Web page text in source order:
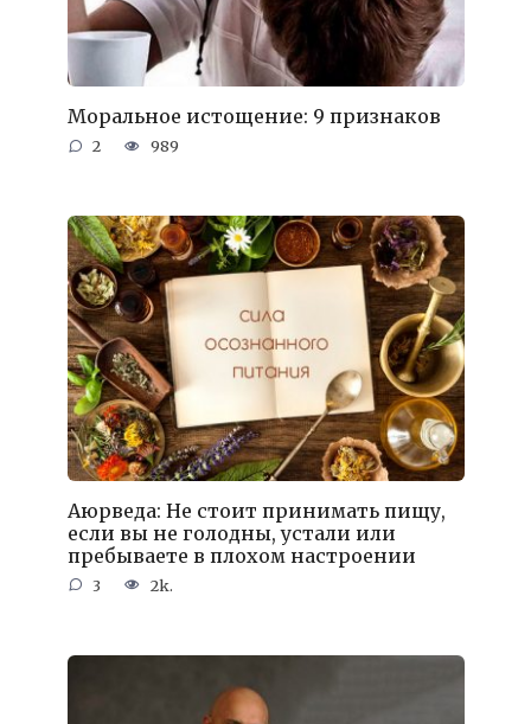
Моральное истощение: 9 признаков
2 989
Аюрведа: Не стоит принимать пищу,
если вы не голодны, устали или
пребываете в плохом настроении
3 2k.